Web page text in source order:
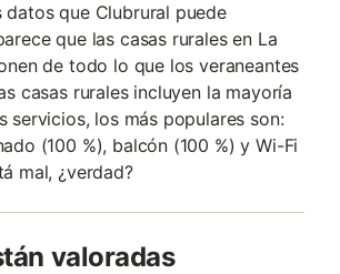
datos que Clubrural puede
que las casas rurales en La
de todo lo que los veraneantes
casas rurales incluyen la mayoría
servicios, los más populares son:
(100 %), balcón (100 %) y Wi-Fi
mal, ¿verdad?
valoradas